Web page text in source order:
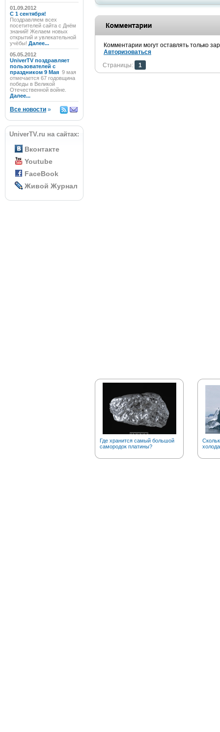
01.09.2012
C 1 сентября!
Поздравляем всех
посетителей сайта с Днём
знаний! Желаем новых
открытий и увлекательной
учёбы! Далее...
05.05.2012
UniverTV поздравляет
пользователей с
праздником 9 Мая 9 мая
отмечается 67 годовщина
победы в Великой
Отечественной войне.
Далее...
Все новости »
UniverTV.ru на сайтах:
Вконтакте
Youtube
FaceBook
Живой Журнал
Комментарии могут оставлять только
Авторизоваться
Страницы:
1
Где хранится самый большой
самородок платины?